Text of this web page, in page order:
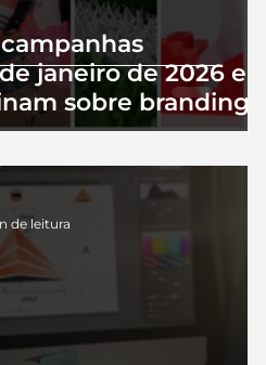
janeiro de 2026 e
sobre branding
de leitura